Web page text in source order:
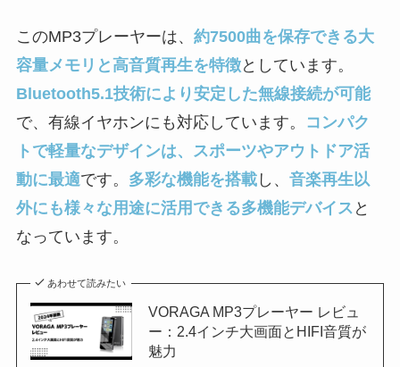
このMP3プレーヤーは、 約7500曲を保存できる大
容量メモリと高音質再生を特徴としています。
Bluetooth5.1技術により安定した無線接続が可能
で、有線イヤホンにも対応しています。
コンパク
トで軽量なデザインは、スポーツやアウトドア活
動に最適です。 多彩な機能を搭載し、 音楽再生以
外にも様々な用途に活用できる多機能デバイス と
なっています。
あわせて読みたい
VORAGA MP3プレーヤー レビュ
ー：2.4インチ大画面とHIFI音質が
魅力